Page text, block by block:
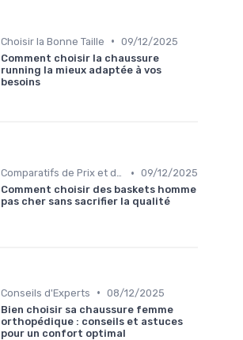
Choisir la Bonne Taille • 09/12/2025
Comment choisir la chaussure
running la mieux adaptée à vos
besoins
Comparatifs de Prix et de Modèles • 09/12/2025
Comment choisir des baskets homme
pas cher sans sacrifier la qualité
Conseils d'Experts • 08/12/2025
Bien choisir sa chaussure femme
orthopédique : conseils et astuces
pour un confort optimal